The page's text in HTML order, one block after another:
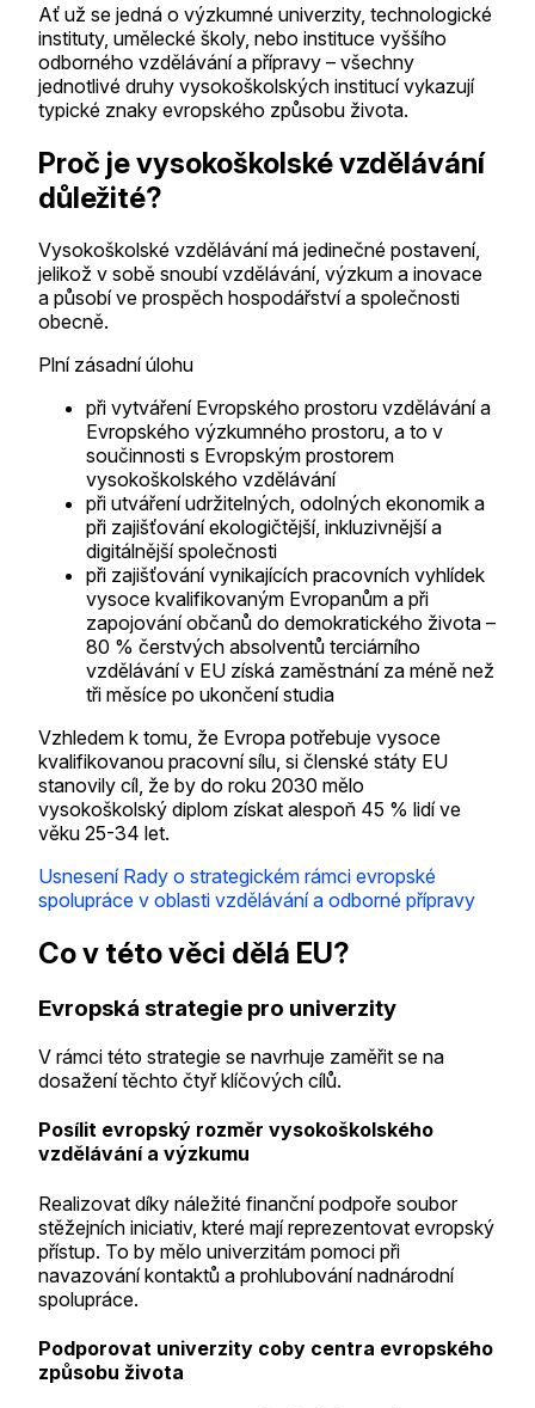
Ať už se jedná o výzkumné univerzity, technologické
instituty, umělecké školy, nebo instituce vyššího
odborného vzdělávání a přípravy – všechny
jednotlivé druhy vysokoškolských institucí vykazují
typické znaky evropského způsobu života.
Proč je vysokoškolské vzdělávání
důležité?
Vysokoškolské vzdělávání má jedinečné postavení,
jelikož v sobě snoubí vzdělávání, výzkum a inovace
a působí ve prospěch hospodářství a společnosti
obecně.
Plní zásadní úlohu
při vytváření Evropského prostoru vzdělávání a
Evropského výzkumného prostoru, a to v
součinnosti s Evropským prostorem
vysokoškolského vzdělávání
při utváření udržitelných, odolných ekonomik a
při zajišťování ekologičtější, inkluzivnější a
digitálnější společnosti
při zajišťování vynikajících pracovních vyhlídek
vysoce kvalifikovaným Evropanům a při
zapojování občanů do demokratického života –
80 % čerstvých absolventů terciárního
vzdělávání v EU získá zaměstnání za méně než
tři měsíce po ukončení studia
Vzhledem k tomu, že Evropa potřebuje vysoce
kvalifikovanou pracovní sílu, si členské státy EU
stanovily cíl, že by do roku 2030 mělo
vysokoškolský diplom získat alespoň 45 % lidí ve
věku 25-34 let.
Usnesení Rady o strategickém rámci evropské
spolupráce v oblasti vzdělávání a odborné přípravy
Co v této věci dělá EU?
Evropská strategie pro univerzity
V rámci této strategie se navrhuje zaměřit se na
dosažení těchto čtyř klíčových cílů.
Posílit evropský rozměr vysokoškolského
vzdělávání a výzkumu
Realizovat díky náležité finanční podpoře soubor
stěžejních iniciativ, které mají reprezentovat evropský
přístup. To by mělo univerzitám pomoci při
navazování kontaktů a prohlubování nadnárodní
spolupráce.
Podporovat univerzity coby centra evropského
způsobu života